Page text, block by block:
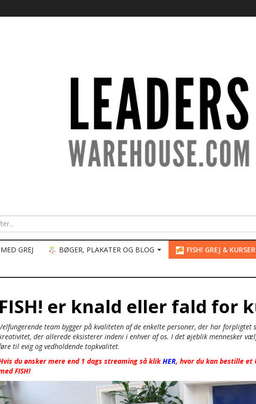
GREJ BØGER, PLAKATER OG BLOG FISH! GREJ & KURSER
FISH! er knald eller fald for
team bygger på kvaliteten af de enkelte personer, der har forpligtet
der allerede eksisterer indeni i enhver af os. I det øjeblik mennesker
til evig og vedholdende topkvalitet.
du ønsker mere end 1 dags streaming så klikHER, hvor du kan bestille et
FISH!